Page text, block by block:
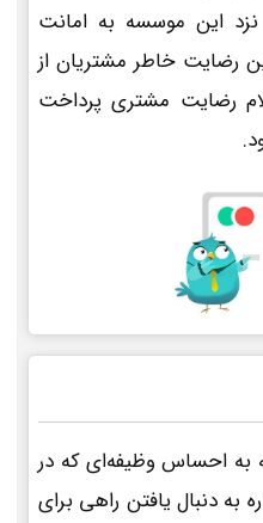
نزد این موسسه به امانت
رضایت خاطر مشتریان از
رضایت مشتری پرداخت
به احساس وظیفه‌ای که در
به دنبال یافتن راهی برای